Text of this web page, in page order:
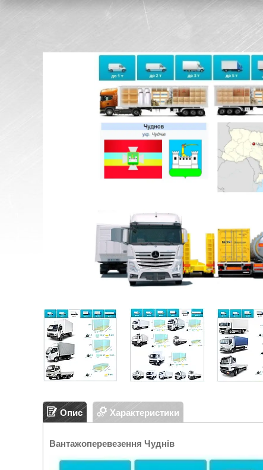
Опис Характеристики
Вантажоперевезення Чуднів